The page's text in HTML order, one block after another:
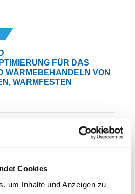
Cookies
um Inhalte und Anzeigen zu
FÜR DAS
VON N
WARMFESTEN S
- 30.06.1995